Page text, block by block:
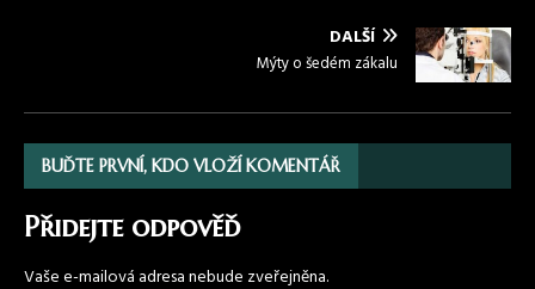
DALŠÍ
Mýty o šedém zákalu
BUĎTE PRVNÍ, KDO VLOŽÍ KOMENTÁŘ
Přidejte odpověď
Vaše e-mailová adresa nebude zveřejněna.